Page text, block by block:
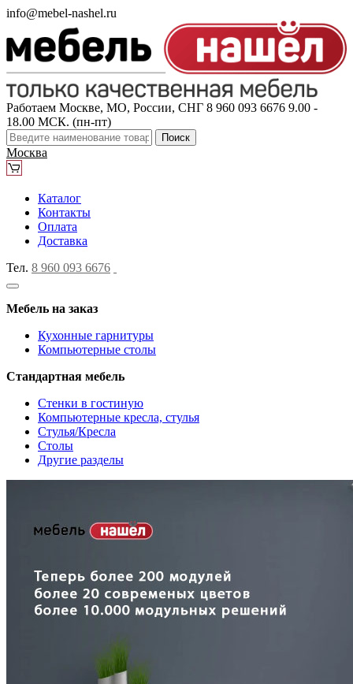
info@mebel-nashel.ru
Работаем Москве, МО, России, СНГ 8 960 093 6676 9.00 -
18.00 МСК. (пн-пт)
Поиск
Москва
Каталог
Контакты
Оплата
Доставка
Тел. 8 960 093 6676
Мебель на заказ
Кухонные гарнитуры
Компьютерные столы
Стандартная мебель
Стенки в гостиную
Компьютерные кресла, стулья
Стулья/Кресла
Столы
Другие разделы